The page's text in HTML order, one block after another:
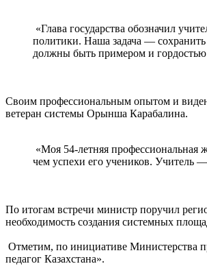
«Глава государства обозначил
политики. Наша задача — сохранить
должны быть примером и
Своим профессиональным опытом и
ветеран системы Орынша Карабалина.
«Моя 54-летняя профессиональная
чем успехи его учеников. Учитель
По итогам встречи министр поручил
необходимость создания системных
Отметим, по инициативе Министерства
педагог Казахстана».